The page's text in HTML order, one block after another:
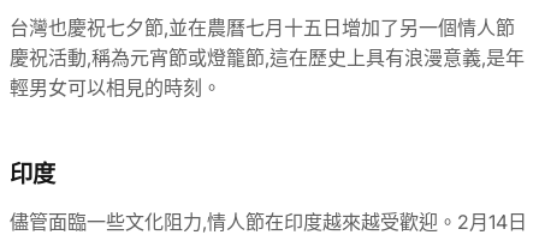
台灣也慶祝七夕節,並在農曆七月十五日增加了另一個情人節
慶祝活動,稱為元宵節或燈籠節,這在歷史上具有浪漫意義,是年
輕男女可以相見的時刻。
印度
儘管面臨一些文化阻力,情人節在印度越來越受歡迎。2月14日